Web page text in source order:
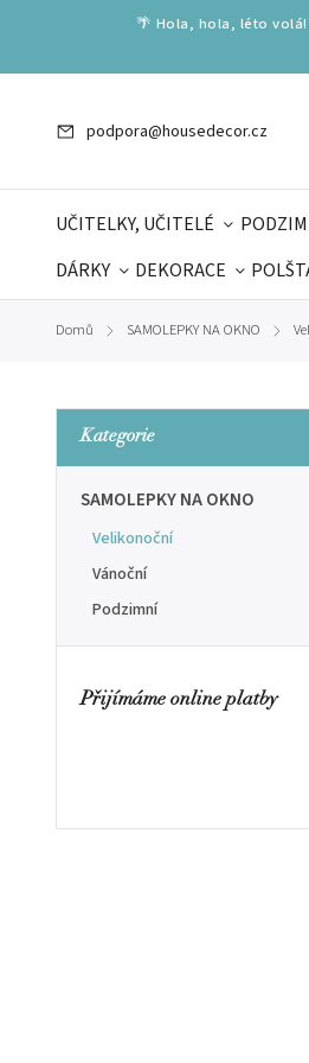
🌴 Hola, hola, léto
podpora@housedecor.cz
UČITELKY, UČITELÉ PODZIM
DÁRKY
DEKORACE
Domů / SAMOLEPKY NA OKNO /
Kategorie
SAMOLEPKY NA OKNO
Velikonoční
Vánoční
Podzimní
Přijímáme online platby